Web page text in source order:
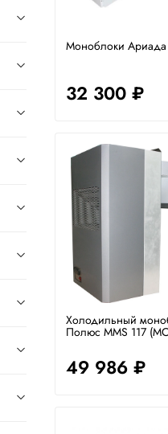
Моноблоки Ариада
32 300 ₽
Холодильный
Полюс MMS 117
49 986 ₽